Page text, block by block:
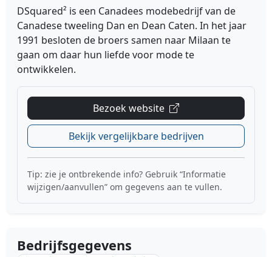
DSquared² is een Canadees modebedrijf van de
Canadese tweeling Dan en Dean Caten. In het jaar
1991 besloten de broers samen naar Milaan te
gaan om daar hun liefde voor mode te
ontwikkelen.
Bezoek website
Bekijk vergelijkbare bedrijven
Tip: zie je ontbrekende info? Gebruik “Informatie
wijzigen/aanvullen” om gegevens aan te vullen.
Bedrijfsgegevens